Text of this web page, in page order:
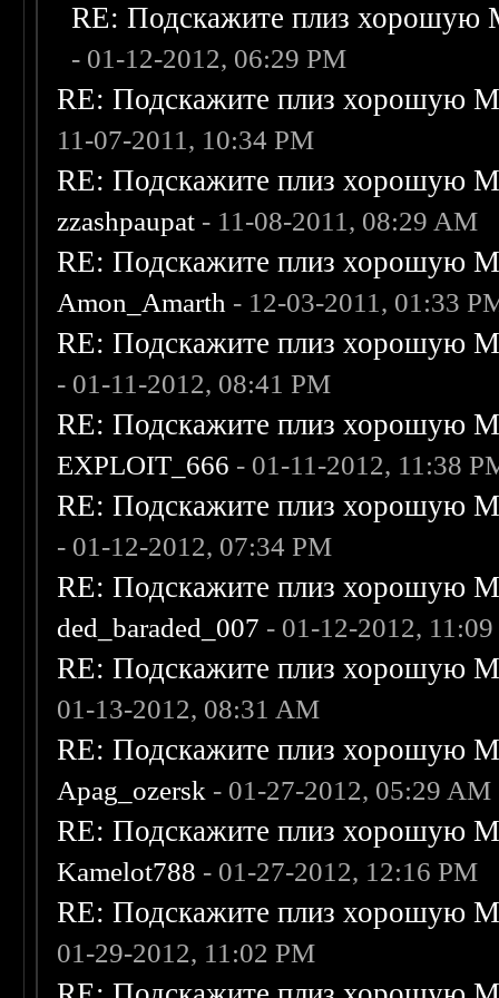
RE: Подскажите плиз хорошую
- 01-12-2012, 06:29 PM
RE: Подскажите плиз хорошую
11-07-2011, 10:34 PM
RE: Подскажите плиз хорошую
zzashpaupat - 11-08-2011, 08:29 AM
RE: Подскажите плиз хорошую
Amon_Amarth - 12-03-2011, 01:33
RE: Подскажите плиз хорошую
- 01-11-2012, 08:41 PM
RE: Подскажите плиз хорошую
EXPLOIT_666 - 01-11-2012, 11:38
RE: Подскажите плиз хорошую
- 01-12-2012, 07:34 PM
RE: Подскажите плиз хорошую
ded_baraded_007 - 01-12-2012,
RE: Подскажите плиз хорошую
01-13-2012, 08:31 AM
RE: Подскажите плиз хорошую
Apag_ozersk - 01-27-2012, 05:29 AM
RE: Подскажите плиз хорошую
Kamelot788 - 01-27-2012, 12:16 PM
RE: Подскажите плиз хорошую
01-29-2012, 11:02 PM